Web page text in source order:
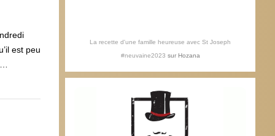
est peu
La recette d'une famille heureuse avec St Joseph
#neuvaine2023 sur Hozana